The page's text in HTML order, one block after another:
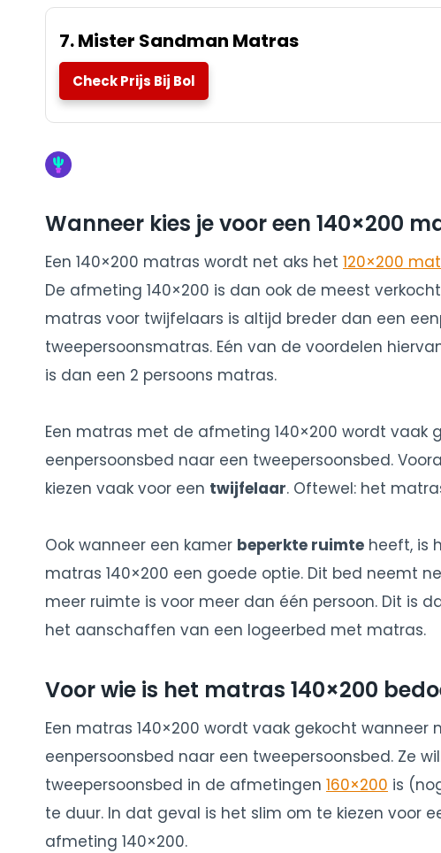
7. Mister Sandman Matras
Check Prijs Bij Bol
Wanneer kies je voor een 140×200
Een 140×200 matras wordt net aks het 120×200
De afmeting 140×200 is dan ook de meest
matras voor twijfelaars is altijd breder dan een
tweepersoonsmatras. Eén van de voordelen
is dan een 2 persoons matras.
Een matras met de afmeting 140×200 wordt vaak
eenpersoonsbed naar een tweepersoonsbed.
kiezen vaak voor een twijfelaar. Oftewel: het
Ook wanneer een kamer beperkte ruimte heeft, is
matras 140×200 een goede optie. Dit bed neemt
meer ruimte is voor meer dan één persoon. Dit is
het aanschaffen van een logeerbed met matras.
Voor wie is het matras 140×200
Een matras 140×200 wordt vaak gekocht
eenpersoonsbed naar een tweepersoonsbed. Ze
tweepersoonsbed in de afmetingen 160×200 is
te duur. In dat geval is het slim om te kiezen voor
afmeting 140×200.